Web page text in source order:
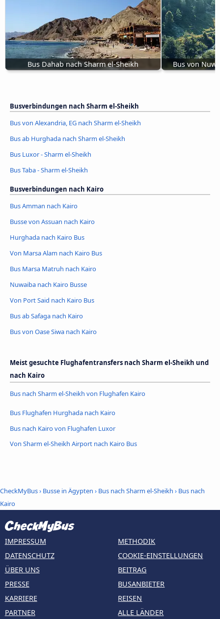
Bus Dahab nach Sharm el-Sheikh Bus von
Busverbindungen nach Sharm el-Sheikh
Bus von Alexandria, EG nach Sharm el-Sheikh
Bus ab Hurghada nach Sharm el-Sheikh
Bus Luxor - Sharm el-Sheikh
Bus Taba - Sharm el-Sheikh
Busverbindungen nach Kairo
Bus Amman nach Kairo
Busse von Assuan nach Kairo
Hurghada nach Kairo Bus
Von Marsa Alam nach Kairo Bus
Bus Marsa Matruh nach Kairo
Nuwaiba nach Kairo Busse
Von Port Said nach Kairo Bus
Bus ab Safaga nach Kairo
Bus von Oase Siwa nach Kairo
Meist gesuchte Flughafentransfers nach Sharm el-Sheikh und
nach Kairo
Bus nach Sharm el-Sheikh von Flughafen Kairo
Bus Flughafen Hurghada nach Kairo
Bus nach Kairo von Flughafen Luxor
Von Sharm el-Sheikh Airport nach Kairo Bus
CheckMyBus› Busse in Ägypten › Bus nach Sharm el-Sheikh › Bus nach
Kairo
IMPRESSUM
DATENSCHUTZ
ÜBER UNS
PRESSE
KARRIERE
PARTNER
METHODIK
COOKIE-EINSTELLUNGEN
BEITRAG
BUSANBIETER
REISEN
ALLE LÄNDER